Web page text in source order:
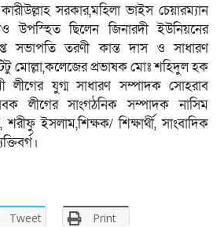
সরকার,মহিলা ভাইস চেয়ারম্যান
উপস্হিত ছিলেন জিনারদী ইউনিয়নের
সভাপতি তরণী কান্ত দাস ও সাধারণ
মোল্লা,কলেজের প্রভাষক মোঃ শহিদুল হক
লীগের যুগ্ম সাধারণ সম্পাদক সোহরাব
লীগের সাংগঠনিক সম্পাদক নাসিম
ইসলাম,শিক্ষক/ শিক্ষার্থী, সাংবাদিক
Tweet Print